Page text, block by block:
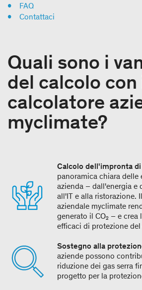
FAQ
Contattaci
Quali sono i
del calcolo con
calcolatore
myclimate?
Calcolo dell'impronta di
panoramica chiara delle
azienda – dall'energia e
all'IT e alla ristorazione.
aziendale myclimate
generato il CO₂ – e crea
efficaci di protezione del
Sostegno alla
aziende possono
riduzione dei gas serra
progetto per la